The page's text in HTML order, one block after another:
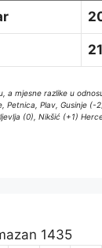
a mjesne razlike u
Petnica, Plav, Gusinje (-
(0), Nikšić (+1)
1435